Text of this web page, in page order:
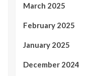
March 2025
February 2025
January 2025
December 2024